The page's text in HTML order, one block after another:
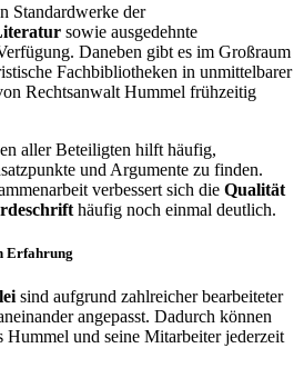
Standardwerke der
sowie ausgedehnte
Daneben gibt es im Großraum
Fachbibliotheken in unmittelbarer
Rechtsanwalt Hummel frühzeitig
aller Beteiligten hilft häufig,
und Argumente zu finden.
verbessert sich die Qualität
häufig noch einmal deutlich.
Erfahrung
sind aufgrund zahlreicher bearbeiteter
angepasst. Dadurch können
Hummel und seine Mitarbeiter jederzeit